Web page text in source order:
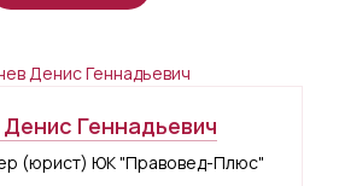
Геннадьевич
(юрист) ЮК "Правовед-Плюс"